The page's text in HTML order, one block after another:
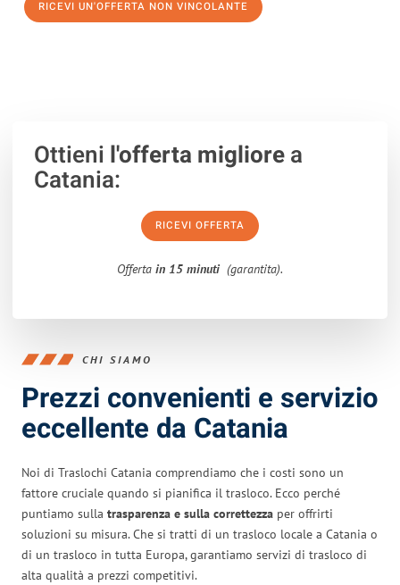
RICEVI UN'OFFERTA NON VINCOLANTE
Ottieni l'offerta migliorea
Catania:
RICEVI OFFERTA
Offerta in 15 minuti (garantita).
CHI SIAMO
Prezzi convenienti e servizio
eccellente da Catania
Noi di Traslochi Catania comprendiamo che i costi sono un
fattore cruciale quando si pianifica il trasloco. Ecco perché
puntiamo sulla trasparenza e sulla correttezza per offrirti
soluzioni su misura. Che si tratti di un trasloco locale a Catania o
di un trasloco in tutta Europa, garantiamo servizi di trasloco di
alta qualità a prezzi competitivi.